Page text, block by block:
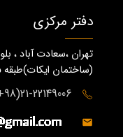
دفتر مرکزی
(ساختمان ايكات)طبقه ٥
21-22149006(98+)